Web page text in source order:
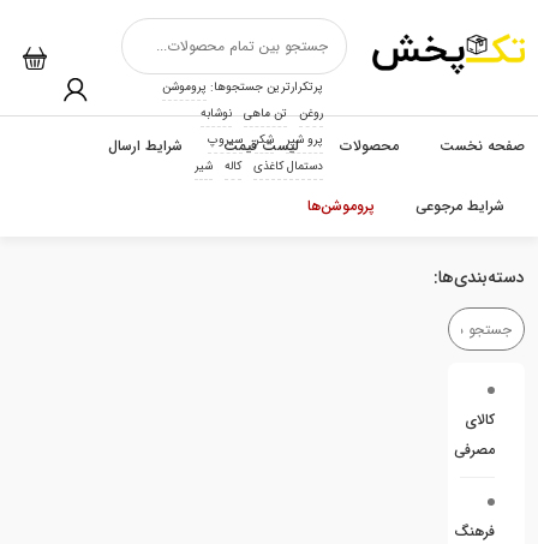
پرتکرارترین جستجوها: پروموشن
روغن
تن ماهی
نوشابه
پرو شیر
شکر
سیروپ
دستمال کاغذی
کاله شیر
صفحه نخست محصولات لیست قیمت شرایط ارسال
شرایط مرجوعی پروموشن‌ها
دسته‌بندی‌ها:
کالای
مصرفی
فرهنگ